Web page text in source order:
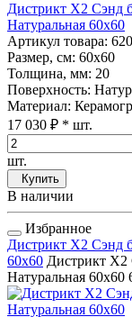
Дистрикт Х2 Сэнд
Натуральная 60x60
Артикул товара:
Размер, см: 60x60
Толщина, мм: 20
Поверхность:
Материал:
17 030 ₽ * шт.
шт.
Купить
В наличии
Избранное
Дистрикт Х2 Сэнд
60x60 Дистрикт Х2
Натуральная 60x60